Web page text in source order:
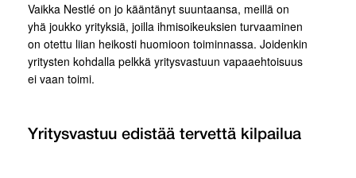
Vaikka Nestlé on jo kääntänyt suuntaansa, meillä on
yhä joukko yrityksiä, joilla ihmisoikeuksien turvaaminen
on otettu liian heikosti huomioon toiminnassa. Joidenkin
yritysten kohdalla pelkkä yritysvastuun vapaaehtoisuus
ei vaan toimi.
Yritysvastuu edistää tervettä kilpailua